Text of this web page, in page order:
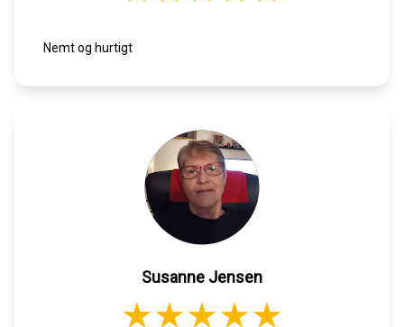
Nemt og hurtigt
Susanne Jensen